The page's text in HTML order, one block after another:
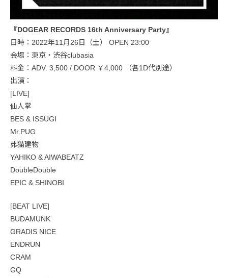
『DOGEAR RECORDS 16th Anniversary Party』
日時：2022年11月26日（土） OPEN 23:00
会場：東京・渋谷clubasia
料金：ADV. 3,500 / DOOR ￥4,000 （各1D代別途）
出演：
[LIVE]
仙人掌
BES & ISSUGI
Mr.PUG
弗猫建物
YAHIKO & AIWABEATZ
DoubleDouble
EPIC & SHINOBI
[BEAT LIVE]
BUDAMUNK
GRADIS NICE
ENDRUN
CRAM
GQ